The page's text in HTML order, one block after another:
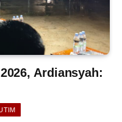
Ardiansyah: